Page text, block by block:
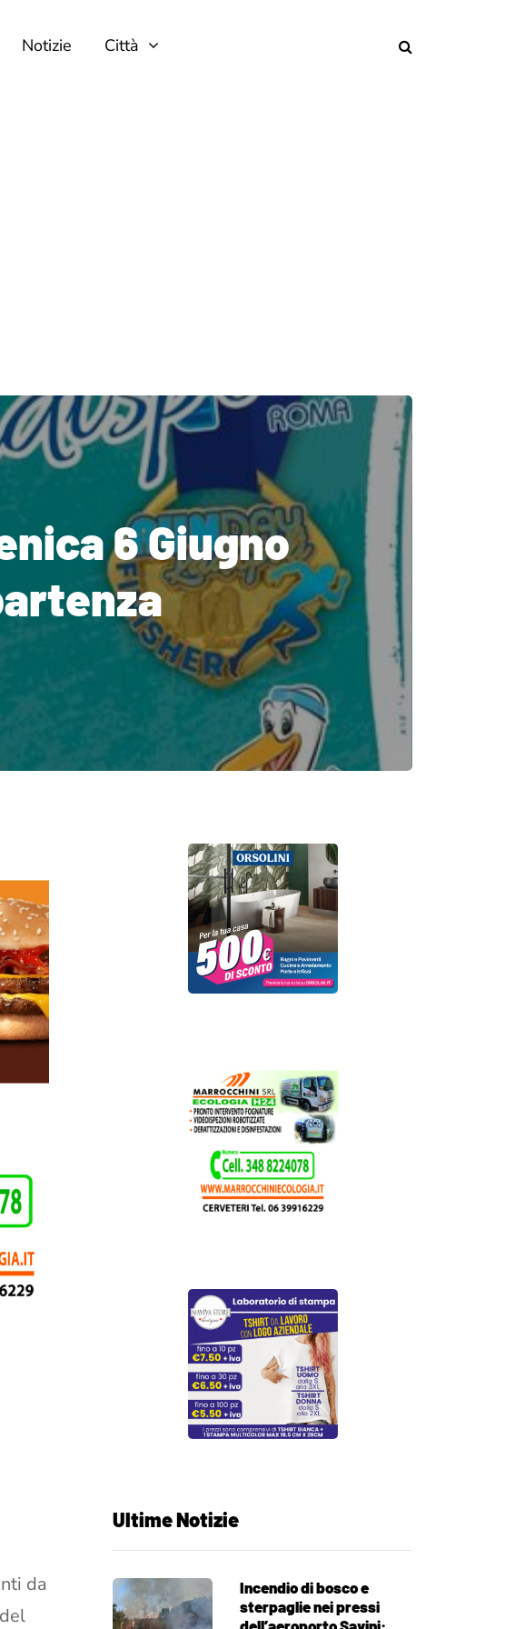
Notizie Città
6 Giugno
da
Ultime Notizie
Incendio di bosco e
sterpaglie nei pressi
dell’aeroporto Savini: